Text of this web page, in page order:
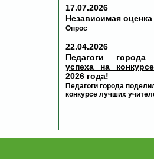
17.07.2026
Независимая
Опрос
22.04.2026
Педагоги города
успеха на
2026 года!
Педагоги города
конкурсе лучших